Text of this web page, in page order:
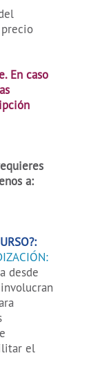
En caso
a:
desde
el